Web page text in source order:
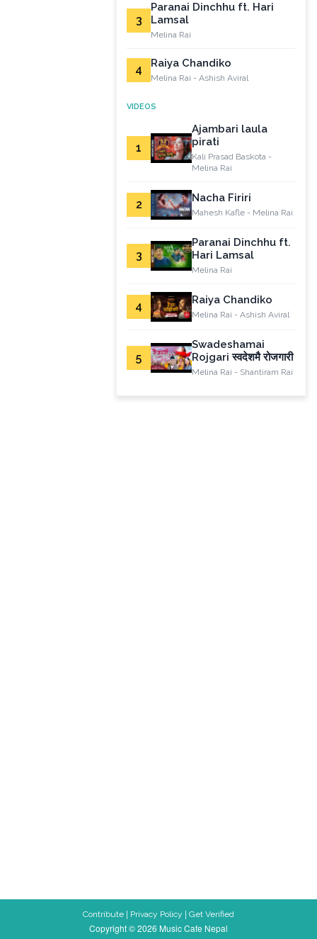
3
Paranai Dinchhu ft. Hari
Lamsal
Melina Rai
4 Raiya Chandiko
Melina Rai - Ashish Aviral
VIDEOS
1
Ajambari laula
pirati
Kali Prasad Baskota -
Melina Rai
2 Nacha Firiri
Mahesh Kafle - Melina Rai
3
Paranai Dinchhu ft.
Hari Lamsal
Melina Rai
4 Raiya Chandiko
Melina Rai - Ashish Aviral
5
Swadeshamai
Rojgari स्वदेशमै रोजगारी
Melina Rai - Shantiram Rai
Contribute | Privacy Policy | Get Verified
Copyright © 2026 Music Cafe Nepal